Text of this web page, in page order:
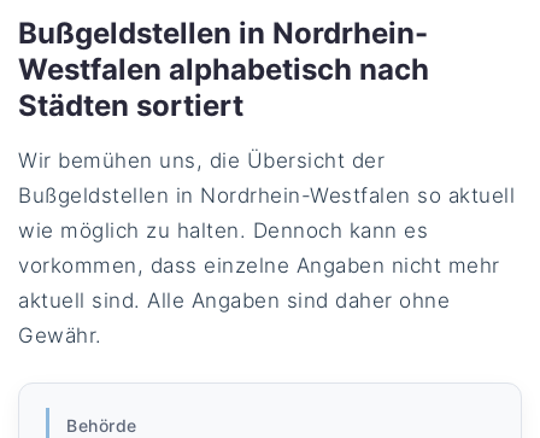
Bußgeldstellen in Nordrhein-
Westfalen alphabetisch nach
Städten sortiert
Wir bemühen uns, die Übersicht der
Bußgeldstellen in Nordrhein-Westfalen so aktuell
wie möglich zu halten. Dennoch kann es
vorkommen, dass einzelne Angaben nicht mehr
aktuell sind. Alle Angaben sind daher ohne
Gewähr.
Behörde